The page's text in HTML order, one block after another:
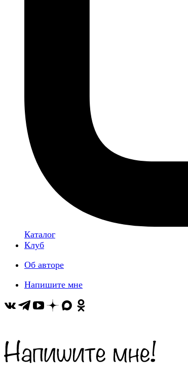
Каталог
Клуб
Об авторе
Напишите мне